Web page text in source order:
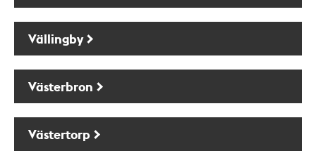
Vällingby
Västerbron
Västertorp